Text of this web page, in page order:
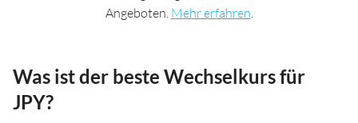
Angeboten. Mehr erfahren
Was ist der beste Wechselkurs für
JPY?